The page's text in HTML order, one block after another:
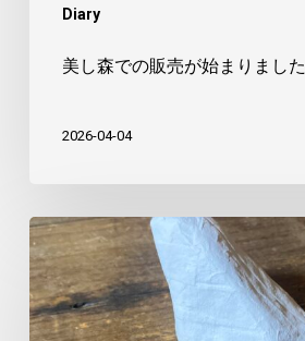
Diary
美し森での販売が始まりました
2026-04-04
や
つ
に
ま